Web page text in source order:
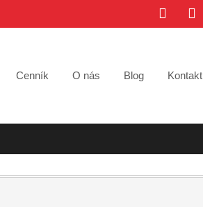
Cenník O nás Blog Kontakt